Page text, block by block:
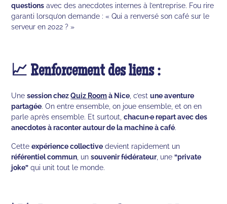
questions avec des anecdotes internes à l’entreprise. Fou rire
garanti lorsqu’on demande : « Qui a renversé son café sur le
serveur en 2022 ? »
📈 Renforcement des liens :
Unesession chezQuiz Roomà Nice , c’estune aventure
partagée. On entre ensemble, on joue ensemble, et on en
parle après ensemble. Et surtout,chacun·e repart avec des
anecdotes à raconter autour de la machine à café.
Cetteexpérience collective devient rapidement un
référentiel commun , unsouvenir fédérateur, une“private
joke” qui unit tout le monde.